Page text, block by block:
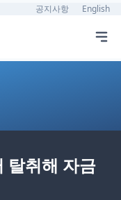
공지사항 English
탈취해 자금